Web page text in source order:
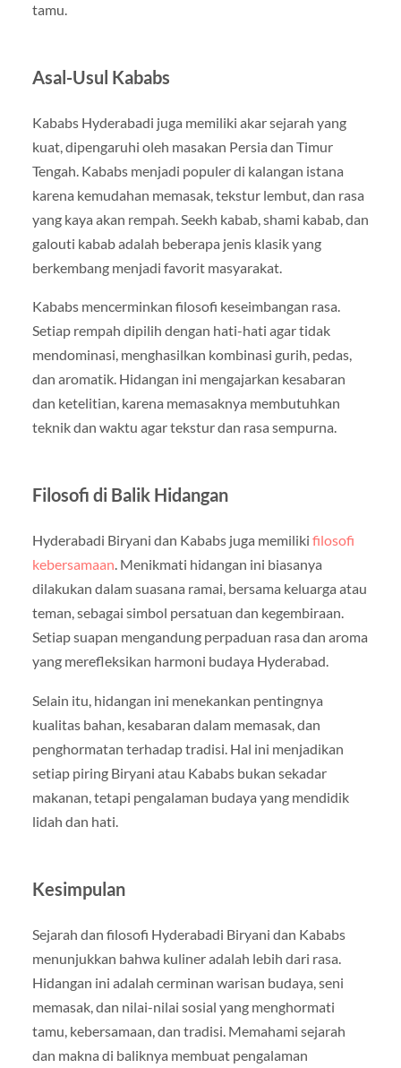
tamu.
Asal-Usul Kababs
Kababs Hyderabadi juga memiliki akar sejarah yang
kuat, dipengaruhi oleh masakan Persia dan Timur
Tengah. Kababs menjadi populer di kalangan istana
karena kemudahan memasak, tekstur lembut, dan rasa
yang kaya akan rempah. Seekh kabab, shami kabab, dan
galouti kabab adalah beberapa jenis klasik yang
berkembang menjadi favorit masyarakat.
Kababs mencerminkan filosofi keseimbangan rasa.
Setiap rempah dipilih dengan hati-hati agar tidak
mendominasi, menghasilkan kombinasi gurih, pedas,
dan aromatik. Hidangan ini mengajarkan kesabaran
dan ketelitian, karena memasaknya membutuhkan
teknik dan waktu agar tekstur dan rasa sempurna.
Filosofi di Balik Hidangan
Hyderabadi Biryani dan Kababs juga memiliki filosofi
kebersamaan. Menikmati hidangan ini biasanya
dilakukan dalam suasana ramai, bersama keluarga atau
teman, sebagai simbol persatuan dan kegembiraan.
Setiap suapan mengandung perpaduan rasa dan aroma
yang merefleksikan harmoni budaya Hyderabad.
Selain itu, hidangan ini menekankan pentingnya
kualitas bahan, kesabaran dalam memasak, dan
penghormatan terhadap tradisi. Hal ini menjadikan
setiap piring Biryani atau Kababs bukan sekadar
makanan, tetapi pengalaman budaya yang mendidik
lidah dan hati.
Kesimpulan
Sejarah dan filosofi Hyderabadi Biryani dan Kababs
menunjukkan bahwa kuliner adalah lebih dari rasa.
Hidangan ini adalah cerminan warisan budaya, seni
memasak, dan nilai-nilai sosial yang menghormati
tamu, kebersamaan, dan tradisi. Memahami sejarah
dan makna di baliknya membuat pengalaman